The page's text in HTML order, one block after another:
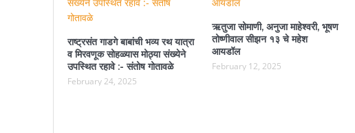
राष्ट्रसंत गाडगे बाबांची भव्य रथ यात्रा
व मिरवणूक सोहळ्यास मोठ्या संख्येने
उपस्थित रहावे :- संतोष गोतावळे
February 24, 2025
ऋतुजा सोमाणी, अनुजा माहेश्वरी, भूषण
तोष्णीवाल सीझन १३ चे महेश
आयडॉल
February 12, 2025